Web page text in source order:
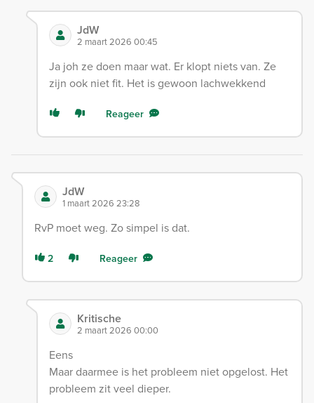
JdW
2 maart 2026 00:45
Ja joh ze doen maar wat. Er klopt niets van. Ze
zijn ook niet fit. Het is gewoon lachwekkend
Reageer
JdW
1 maart 2026 23:28
RvP moet weg. Zo simpel is dat.
2 Reageer
Kritische
2 maart 2026 00:00
Eens
Maar daarmee is het probleem niet opgelost. Het
probleem zit veel dieper.